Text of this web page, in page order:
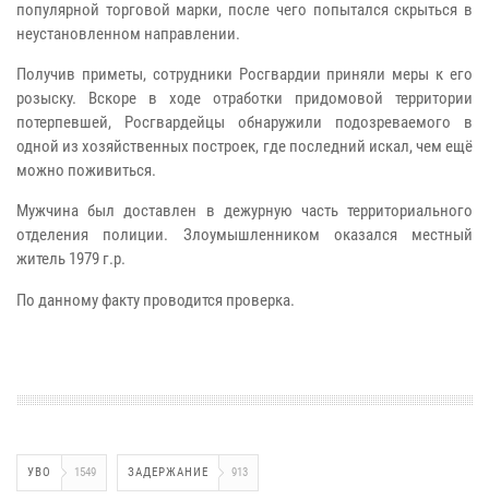
популярной торговой марки, после чего попытался скрыться в
неустановленном направлении.
Получив приметы, сотрудники Росгвардии приняли меры к его
розыску. Вскоре в ходе отработки придомовой территории
потерпевшей, Росгвардейцы обнаружили подозреваемого в
одной из хозяйственных построек, где последний искал, чем ещё
можно поживиться.
Мужчина был доставлен в дежурную часть территориального
отделения полиции. Злоумышленником оказался местный
житель 1979 г.р.
По данному факту проводится проверка.
УВО 1549 ЗАДЕРЖАНИЕ 913